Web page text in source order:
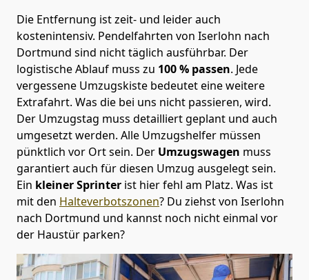
Die Entfernung ist zeit- und leider auch
kostenintensiv. Pendelfahrten von Iserlohn nach
Dortmund sind nicht täglich ausführbar. Der
logistische Ablauf muss zu 100 % passen. Jede
vergessene Umzugskiste bedeutet eine weitere
Extrafahrt. Was die bei uns nicht passieren, wird.
Der Umzugstag muss detailliert geplant und auch
umgesetzt werden. Alle Umzugshelfer müssen
pünktlich vor Ort sein. Der Umzugswagen muss
garantiert auch für diesen Umzug ausgelegt sein.
Ein kleiner Sprinter ist hier fehl am Platz. Was ist
mit den Halteverbotszonen? Du ziehst von Iserlohn
nach Dortmund und kannst noch nicht einmal vor
der Haustür parken?